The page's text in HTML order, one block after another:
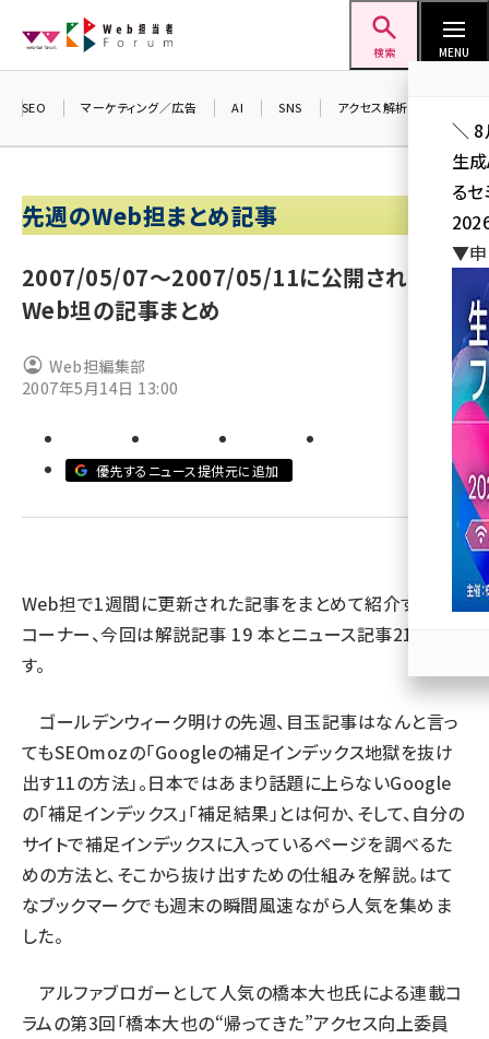
ン
検索 MENU
ai (2827)
youtube (2449)
note (2323)
z世代 (1632)
meo (1282)
SEO マーケティング／広告 AI SNS アクセス解析／データ分析
先週のWeb担まとめ記事
2007/05/07〜2007/05/11に公開された
Web坦の記事まとめ
Web担編集部
2007年5月14日 13:00
優先するニュース提供元に追加
Web担で1週間に更新された記事をまとめて紹介するこの
コーナー、今回は解説記事 19 本とニュース記事21
す。
ゴールデンウィーク明けの先週、目玉記事はなんと言っ
てもSEOmozの「Googleの補足インデックス地獄を抜け
出す11の方法」。日本ではあまり話題に上らないGoogle
の「補足インデックス」「補足結果」とは何か、そして、自分の
サイトで補足インデックスに入っているページを調べるた
めの方法と、そこから抜け出すための仕組みを解説。はて
なブックマークでも週末の瞬間風速ながら人気を集めま
した。
アルファブロガーとして人気の橋本大也氏による連載コ
ラムの第3回「橋本大也の“帰ってきた”アクセス向上委員
＼ 8
生
る
▼申